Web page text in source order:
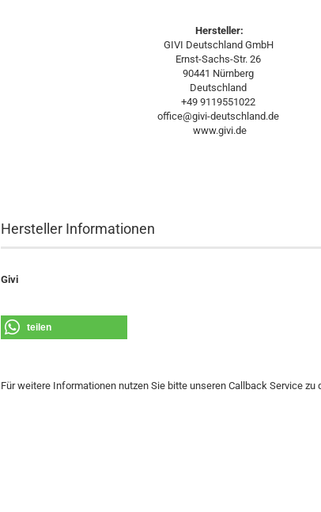
Hersteller:
GIVI Deutschland GmbH
Ernst-Sachs-Str. 26
90441 Nürnberg
Deutschland
+49 9119551022
office@givi-deutschland.de
www.givi.de
Hersteller Informationen
Givi
teilen
Für weitere Informationen nutzen Sie bitte unseren Callback Service zu